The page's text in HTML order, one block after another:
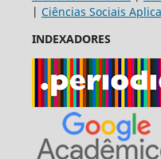
| Ciências Sociais
INDEXADORES